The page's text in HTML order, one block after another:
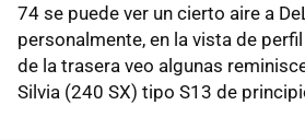
74 se puede ver un cierto aire a
personalmente, en la vista de
de la trasera veo algunas
Silvia (240 SX) tipo S13 de